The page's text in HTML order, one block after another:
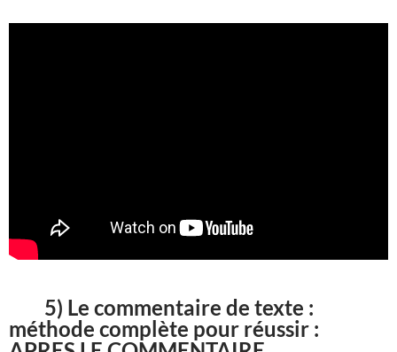
5) Le commentaire de texte :
méthode complète pour réussir :